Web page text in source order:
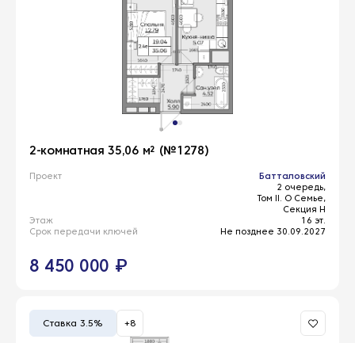
2-комнатная 35,06 м² (№1278)
Проект
Батталовский
2 очередь,
Том II. О Семье,
Секция Н
Этаж
16 эт.
Срок передачи ключей
Не позднее 30.09.2027
8 450 000 ₽
Ставка 3.5% +8